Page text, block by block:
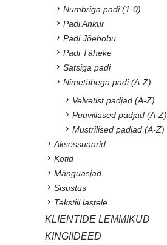
Numbriga padi (1-0)
Padi Ankur
Padi Jõehobu
Padi Täheke
Satsiga padi
Nimetähega padi (A-Z)
Velvetist padjad (A-Z)
Puuvillased padjad (A-Z)
Mustrilised padjad (A-Z)
Aksessuaarid
Kotid
Mänguasjad
Sisustus
Tekstiil lastele
KLIENTIDE LEMMIKUD
KINGIIDEED